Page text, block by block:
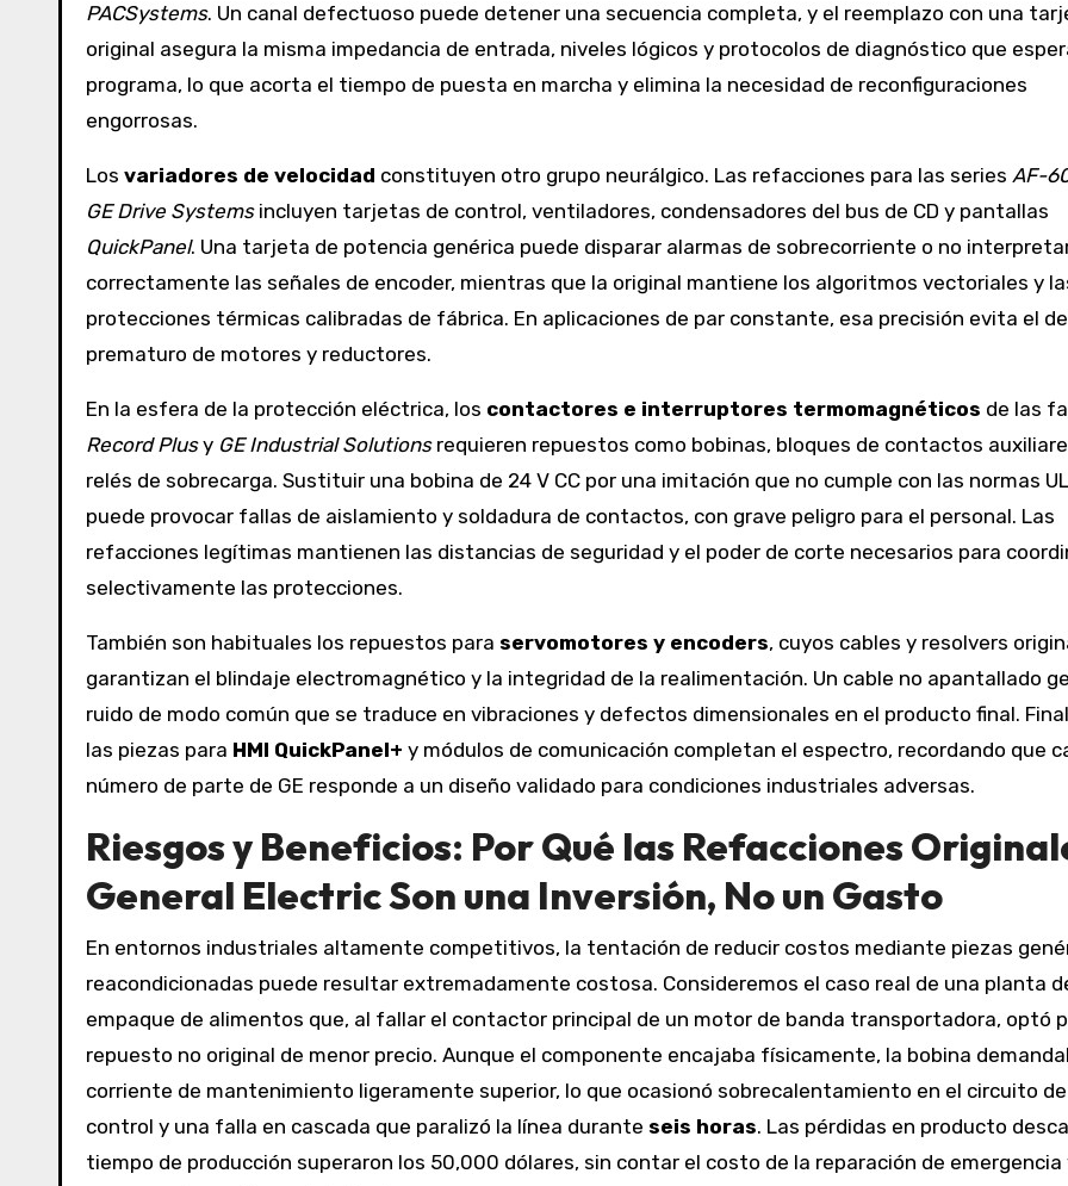
PACSystems. Un canal defectuoso puede detener una secuencia completa, y el reemplazo con una
original asegura la misma impedancia de entrada, niveles lógicos y protocolos de diagnóstico que
programa, lo que acorta el tiempo de puesta en marcha y elimina la necesidad de reconfiguraciones
engorrosas.
Los variadores de velocidad constituyen otro grupo neurálgico. Las refacciones para las series AF-
GE Drive Systemsincluyen tarjetas de control, ventiladores, condensadores del bus de CD y pantallas
QuickPanel. Una tarjeta de potencia genérica puede disparar alarmas de sobrecorriente o no
correctamente las señales de encoder, mientras que la original mantiene los algoritmos vectoriales y
protecciones térmicas calibradas de fábrica. En aplicaciones de par constante, esa precisión evita el
prematuro de motores y reductores.
En la esfera de la protección eléctrica, los contactores e interruptores termomagnéticos de las
Record Plusy GE Industrial Solutionsrequieren repuestos como bobinas, bloques de contactos
relés de sobrecarga. Sustituir una bobina de 24 V CC por una imitación que no cumple con las normas
puede provocar fallas de aislamiento y soldadura de contactos, con grave peligro para el personal. Las
refacciones legítimas mantienen las distancias de seguridad y el poder de corte necesarios para
selectivamente las protecciones.
También son habituales los repuestos para servomotores y encoders, cuyos cables y resolvers
garantizan el blindaje electromagnético y la integridad de la realimentación. Un cable no apantallado
ruido de modo común que se traduce en vibraciones y defectos dimensionales en el producto final.
las piezas para HMI QuickPanel+ y módulos de comunicación completan el espectro, recordando que
número de parte de GE responde a un diseño validado para condiciones industriales adversas.
Riesgos y Beneficios: Por Qué las Refacciones
General Electric Son una Inversión, No un Gasto
En entornos industriales altamente competitivos, la tentación de reducir costos mediante piezas
reacondicionadas puede resultar extremadamente costosa. Consideremos el caso real de una planta
empaque de alimentos que, al fallar el contactor principal de un motor de banda transportadora, optó
repuesto no original de menor precio. Aunque el componente encajaba físicamente, la bobina
corriente de mantenimiento ligeramente superior, lo que ocasionó sobrecalentamiento en el circuito de
control y una falla en cascada que paralizó la línea durante seis horas. Las pérdidas en producto
tiempo de producción superaron los 50,000 dólares, sin contar el costo de la reparación de emergencia